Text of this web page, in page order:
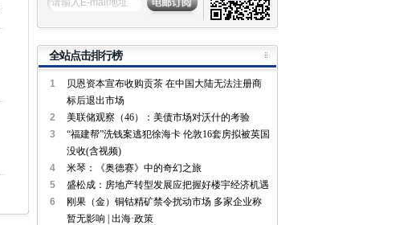
全站点击排行榜
1
贝恩资本宣布收购贡茶 在中国大陆无法注册商
标后退出市场
2
美联储观察（46）：美债市场对沃什的考验
3
“福建帮”洗钱案逃犯徐海卡 伦敦16套房拟被英国
没收(含视频)
4
米琴：《奥德赛》中的奇幻之旅
5
盛松成：房地产转型发展应把握好楼宇经济机遇
6
刚果（金）铜钴精矿禁令扰动市场 多家企业称
暂无影响 | 出海·政策